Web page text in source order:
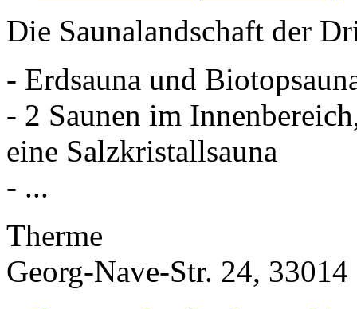
Die Saunalandschaft der
- Erdsauna und
- 2 Saunen im
eine Salzkristallsauna
- ...
Therme
Georg-Nave-Str. 24,